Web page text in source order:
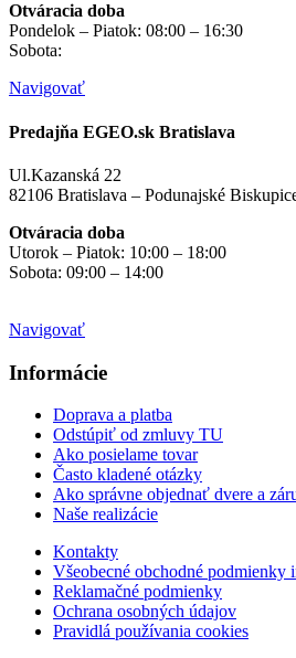
Otváracia doba
Pondelok – Piatok: 08:00 – 16:30
Sobota:
Navigovať
Predajňa EGEO.sk Bratislava
Ul.Kazanská 22
82106 Bratislava – Podunajské
Otváracia doba
Utorok – Piatok: 10:00 – 18:00
Sobota: 09:00 – 14:00
Navigovať
Informácie
Doprava a platba
Odstúpiť od zmluvy TU
Ako posielame tovar
Často kladené otázky
Ako správne objednať dvere a
Naše realizácie
Kontakty
Všeobecné obchodné podmienky
Reklamačné podmienky
Ochrana osobných údajov
Pravidlá používania cookies